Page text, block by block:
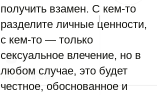
получить взамен. С кем-то
разделите личные ценности,
с кем-то — только
сексуальное влечение, но в
любом случае, это будет
честное, обоснованное и